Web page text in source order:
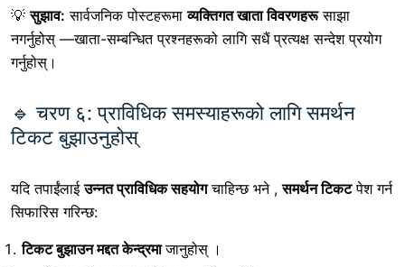
💡सुझाव: सार्वजनिक पोस्टहरूमाव्यक्तिगत खाता विवरणहरूसाझा
नगर्नुहोस् —खाता-सम्बन्धित प्रश्नहरूको लागि सधैं प्रत्यक्ष सन्देश प्रयोग
गर्नुहोस्।
🔹 चरण ६: प्राविधिक समस्याहरूको लागि समर्थन
टिकट बुझाउनुहोस्
यदि तपाईंलाईउन्नत प्राविधिक सहयोगचाहिन्छ भने ,समर्थन टिकटपेश गर्न
सिफारिस गरिन्छ:
टिकट बुझाउन मद्दत केन्द्रमाजानुहोस् ।